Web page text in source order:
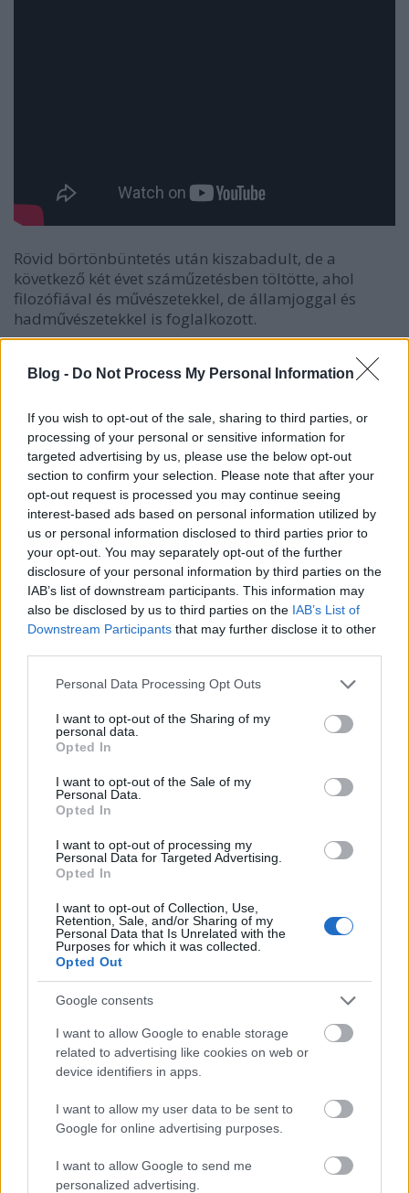
Blog - Do Not Process My Personal Information
If you wish to opt-out of the sale, sharing to third parties, or
processing of your personal or sensitive information for
targeted advertising by us, please use the below opt-out
section to confirm your selection. Please note that after your
opt-out request is processed you may continue seeing
interest-based ads based on personal information utilized by
us or personal information disclosed to third parties prior to
your opt-out. You may separately opt-out of the further
disclosure of your personal information by third parties on the
IAB’s list of downstream participants. This information may
also be disclosed by us to third parties on the IAB’s List of
Downstream Participants that may further disclose it to other
Please note that this website/app uses one or more Google
not limited to your visit or usage behaviour. You may click to
grant or deny consent to Google and its third-party tags to
use your data for below specified purposes in below Google
consent section.
Personal Data Processing Opt Outs
I want to opt-out of the Sharing of my
personal data.
Opted In
I want to opt-out of the Sale of my
Personal Data.
Opted In
I want to opt-out of processing my
Personal Data for Targeted Advertising.
Opted In
I want to opt-out of Collection, Use,
Retention, Sale, and/or Sharing of my
Personal Data that Is Unrelated with the
Purposes for which it was collected.
Opted Out
Google consents
I want to allow Google to enable storage
related to advertising like cookies on web or
device identifiers in apps.
I want to allow my user data to be sent to
Google for online advertising purposes.
I want to allow Google to send me
personalized advertising.
Rövid börtönbüntetés után kiszabadult, de a
következő két évet száműzetésben töltötte, ahol
filozófiával és művészetekkel, de államjoggal és
hadművészetekkel is foglalkozott.
udvarba, amikor nővére férjhez ment, s valamelyest
feleségül vett egy Erzsébet Krisztina nevű német
hercegnőt. A leveleiben azt írta, hogy soha nem tudja
majd szeretni a nőt, akit el kellett vennie, sőt még az
öngyilkosság gondolata is foglalkoztatta. A
házasság élete végéig tartott, de gyermekük nem
született. A legtöbb történész szerint homoszexuális
volt, s ezt nem is nagyon titkolta, mások szerint egy
orvosi probléma miatt nem volt képes gyermeket
nemzeni, így a homoszexualitás egy álca volt.(a
házaspár egy litográfián)
A házasságkötése utáni évek mégis a legboldogabb
évei voltak, de nem a felesége miatt. Egy Berlintől
közelében fekvő pazar palotába költözött, ahol
írókkal, zenészekkel és színészekkel vette magát
körbe és szórakozva töltötte a időt. Elkezdett
Voltaire-rel levelezni, ahogyan később Nagy Katalin
is, s ez a levelezés közel fél évszázadig tartott.
király és Voltaire a képen)
Közben apja egy sor betegség miatt kerekesszékbe
kényszerült, s továbbra sem tudott magán
uralkodni, de most már legfeljebb dobálózni tudott.
Végül 51 évesen azzal tudattal halt meg, hogy
"nőies" fia semmire nem fogja vinni és tönkreteszi 80
ezer fős kiváló hadseregét.
Pedig nagyot tévedett, hiszen a 18. századi
Európában, ahol többek között Mária Terézia, Nagy
megkerülhetetlen tényező lett.